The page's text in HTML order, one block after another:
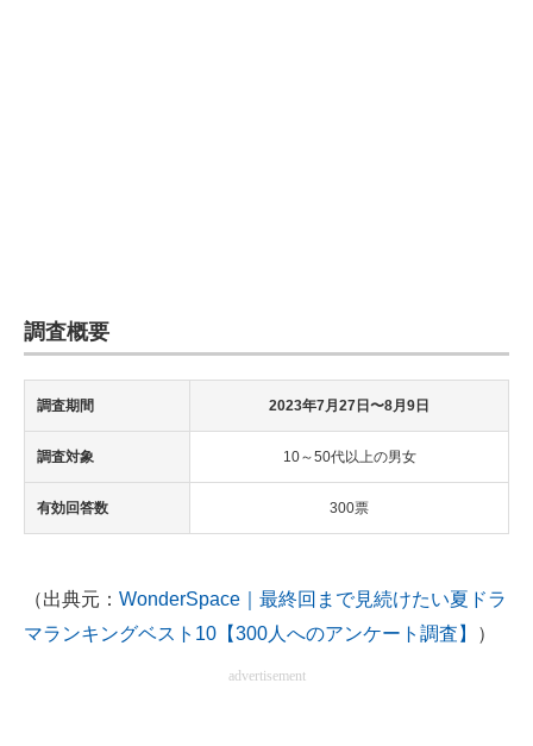
調査概要
調査期間 2023年7月27日〜8月9日
調査対象 10～50代以上の男女
有効回答数 300票
（出典元： WonderSpace｜最終回まで見続けたい夏ドラ
マランキングベスト10【300人へのアンケート調査】
）
advertisement